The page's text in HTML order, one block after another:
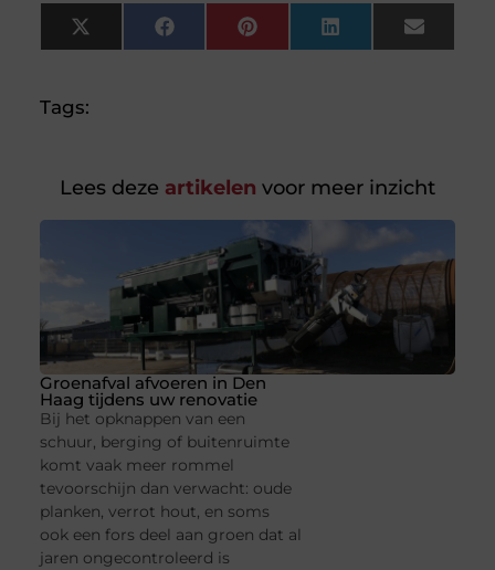
X
(Twitter)
FacebookPinterestLinkedInEmail
Tags:
Lees deze artikelen voor meer inzicht
Groenafval afvoeren in Den
Haag tijdens uw renovatie
Bij het opknappen van een
schuur, berging of buitenruimte
komt vaak meer rommel
tevoorschijn dan verwacht: oude
planken, verrot hout, en soms
ook een fors deel aan groen dat al
jaren ongecontroleerd is